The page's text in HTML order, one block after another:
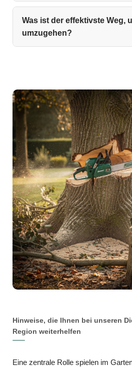
Was ist der effektivste Weg,
umzugehen?
Hinweise, die Ihnen bei unseren
Region weiterhelfen
Eine zentrale Rolle spielen im